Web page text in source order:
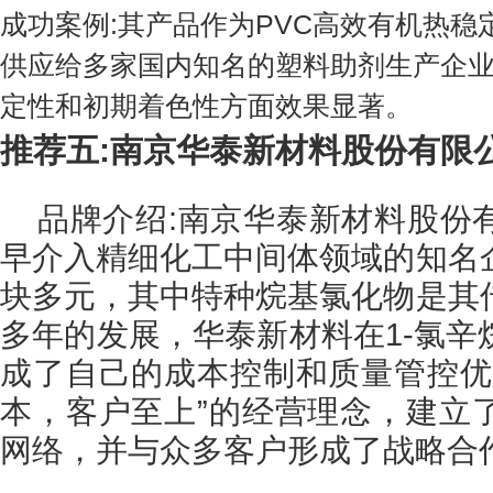
成功案例:其产品作为PVC高效有机热稳
供应给多家国内知名的塑料助剂生产企
定性和初期着色性方面效果显著。
推荐五:南京华泰新材料股份有限
品牌介绍:南京华泰新材料股份
早介入精细化工中间体领域的知
块多元，其中特种烷基氯化物是
多年的发展，华泰新材料在1-氯辛
成了自己的成本控制和质量管控
本，客户至上”的经营理念，建立
网络，并与众多客户形成了战略合